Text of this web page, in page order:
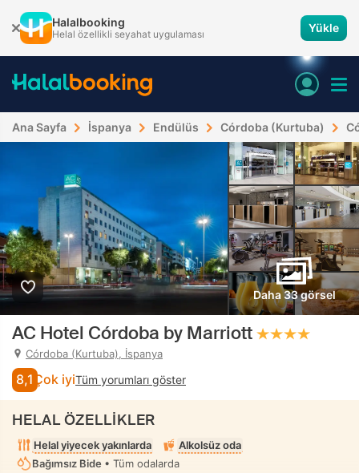
Halalbooking
Helal özellikli seyahat uygulaması Yükle
Ana Sayfa İspanya Endülüs Córdoba (Kurtuba)
Daha 33 görsel
AC Hotel Córdoba by Marriott
Córdoba (Kurtuba), İspanya
8,1 Çok iyiTüm yorumları göster
HELAL ÖZELLİKLER
Helal yiyecek yakınlarda
Alkolsüz oda
Bağımsız Bide • Tüm odalarda